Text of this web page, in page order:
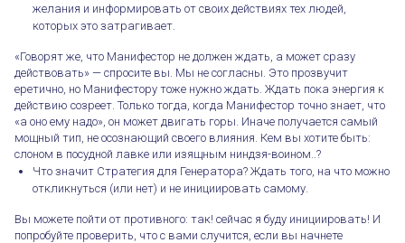
желания и информировать от своих действиях тех людей,
которых это затрагивает.
«Говорят же, что Манифестор не должен ждать, а может сразу
действовать» — спросите вы. Мы не согласны. Это прозвучит
еретично, но Манифестору тоже нужно ждать. Ждать пока энергия к
действию созреет. Только тогда, когда Манифестор точно знает, что
«а оно ему надо», он может двигать горы. Иначе получается самый
мощный тип, не осознающий своего влияния. Кем вы хотите быть:
слоном в посудной лавке или изящным ниндзя-воином..?⠀
Что значит Стратегия для Генератора? Ждать того, на что можно
откликнуться (или нет) и не инициировать самому. ⠀
Вы можете пойти от противного: так! сейчас я буду инициировать! И
попробуйте проверить, что с вами случится, если вы начнете